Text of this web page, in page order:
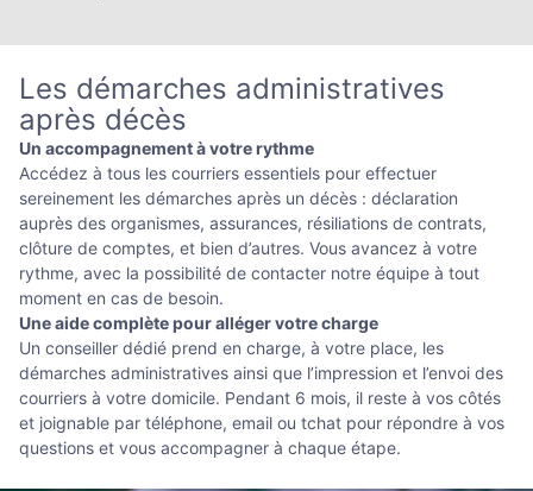
Les démarches administratives
après décès
Un accompagnement à votre rythme
Accédez à tous les courriers essentiels pour effectuer
sereinement les démarches après un décès : déclaration
auprès des organismes, assurances, résiliations de contrats,
clôture de comptes, et bien d’autres. Vous avancez à votre
rythme, avec la possibilité de contacter notre équipe à tout
moment en cas de besoin.
Une aide complète pour alléger votre charge
Un conseiller dédié prend en charge, à votre place, les
démarches administratives ainsi que l’impression et l’envoi des
courriers à votre domicile. Pendant 6 mois, il reste à vos côtés
et joignable par téléphone, email ou tchat pour répondre à vos
questions et vous accompagner à chaque étape.